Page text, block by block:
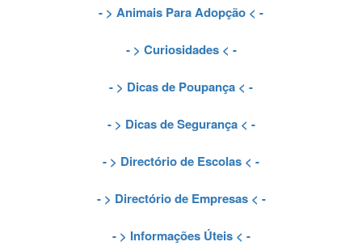
- > Animais Para Adopção < -
- > Curiosidades< -
- > Dicas de Poupança < -
- > Dicas de Segurança< -
- > Directório de Escolas < -
- > Directório de Empresas< -
- > Informações Úteis< -